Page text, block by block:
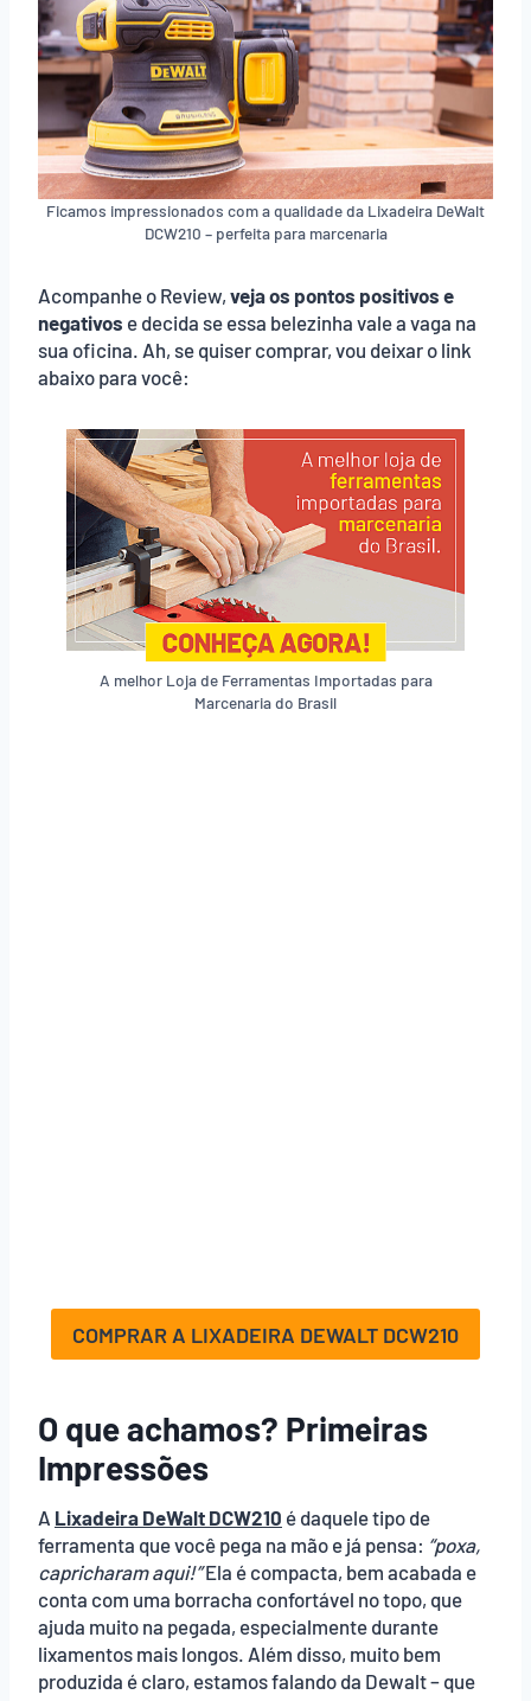
Ficamos impressionados com a qualidade da Lixadeira DeWalt
DCW210 – perfeita para marcenaria
Acompanhe o Review, veja os pontos positivos e
negativos e decida se essa belezinha vale a vaga na
sua oficina. Ah, se quiser comprar, vou deixar o link
abaixo para você:
A melhor Loja de Ferramentas Importadas para
Marcenaria do Brasil
COMPRAR A LIXADEIRA DEWALT DCW210
O que achamos? Primeiras
Impressões
A Lixadeira DeWalt DCW210 é daquele tipo de
ferramenta que você pega na mão e já pensa: “poxa,
capricharam aqui!”Ela é compacta, bem acabada e
conta com uma borracha confortável no topo, que
ajuda muito na pegada, especialmente durante
lixamentos mais longos. Além disso, muito bem
produzida é claro, estamos falando da Dewalt – que